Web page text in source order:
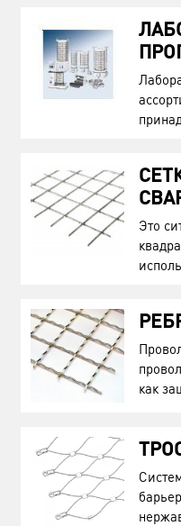
Это
как